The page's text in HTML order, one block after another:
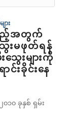
ား
သည့်အတွက်
ေးမဖုတ်ရန်
ေးများကို
းခိုင်းနေ
၁၀ ခုနှစ် ရှမ်း